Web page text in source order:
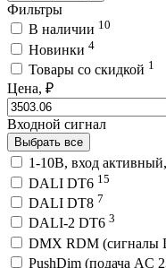
Фильтры
В наличии 10
Новинки 4
Товары со скидкой 1
Цена, ₽
Входной сигнал
Выбрать все
1-10В, вход
DALI DT6 15
DALI DT8 7
DALI-2 DT6 3
DMX RDM (сигналы
PushDim (подача AC